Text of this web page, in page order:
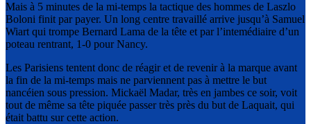
Mais à 5 minutes de la mi-temps la tactique des hommes de Laszlo
Boloni finit par payer. Un long centre travaillé arrive jusqu’à Samuel
Wiart qui trompe Bernard Lama de la tête et par l’intemédiaire d’un
poteau rentrant, 1-0 pour Nancy.
Les Parisiens tentent donc de réagir et de revenir à la marque avant
la fin de la mi-temps mais ne parviennent pas à mettre le but
nancéien sous pression. Mickaël Madar, très en jambes ce soir, voit
tout de même sa tête piquée passer très près du but de Laquait, qui
était battu sur cette action.